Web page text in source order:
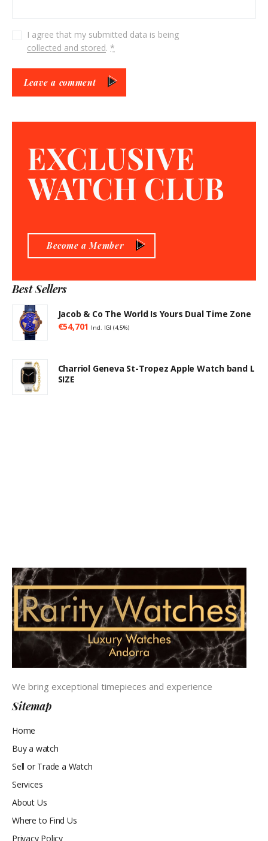
I agree that my submitted data is being
collected and stored.*
Leave a comment
EXCLUSIVE
WATCH CLUB
Become a Member
Best Sellers
Jacob & Co The World Is Yours Dual Time Zone
€54,701 Incl. IGI (4,5%)
Charriol Geneva St-Tropez Apple Watch band L
SIZE
We bring exceptional timepieces and experience
Sitemap
Home
Buy a watch
Sell or Trade a Watch
Services
About Us
Where to Find Us
Privacy Policy